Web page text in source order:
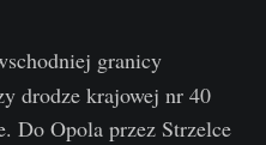
granicy
drodze krajowej nr 40
Do Opola przez Strzelce